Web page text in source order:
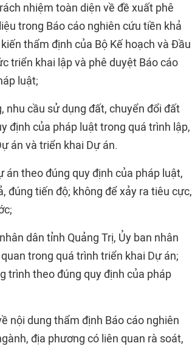
nhiệm toàn diện về đề xuất phê
trong Báo cáo nghiên cứu tiền khả
thẩm định của Bộ Kế hoạch và Đầu
triển khai lập và phê duyệt Báo cáo
luật;
cầu sử dụng đất, chuyển đổi đất
định của pháp luật trong quá trình lập,
án và triển khai Dự án.
theo đúng quy định của pháp luật,
đúng tiến độ; không để xảy ra tiêu cực,
dân tỉnh Quảng Trị, Ủy ban nhân
trong quá trình triển khai Dự án;
trình theo đúng quy định của pháp
nội dung thẩm định Báo cáo nghiên
địa phương có liên quan rà soát,